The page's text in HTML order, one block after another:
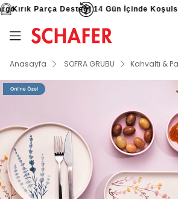
Kırık Parça Desteği 14 Gün İçinde Koşulsuz
Anasayfa SOFRA GRUBU Kahvaltı &